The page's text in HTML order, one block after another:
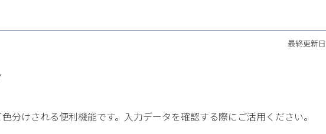
最終更新
分けされる便利機能です。入力データを確認する際にご活用ください。